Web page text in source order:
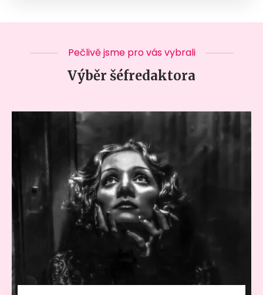
Pečlivě jsme pro vás vybrali
Výběr šéfredaktora